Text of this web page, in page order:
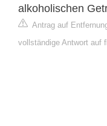
alkoholischen
Antrag auf
vollständige Antwort auf